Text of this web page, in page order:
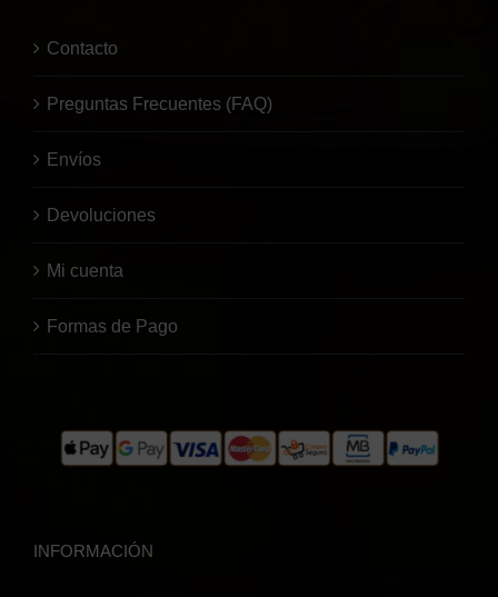
Contacto
Preguntas Frecuentes (FAQ)
Envíos
Devoluciones
Mi cuenta
Formas de Pago
INFORMACIÓN